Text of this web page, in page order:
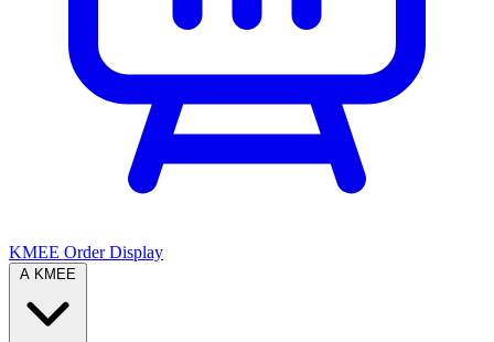
KMEE Order Display